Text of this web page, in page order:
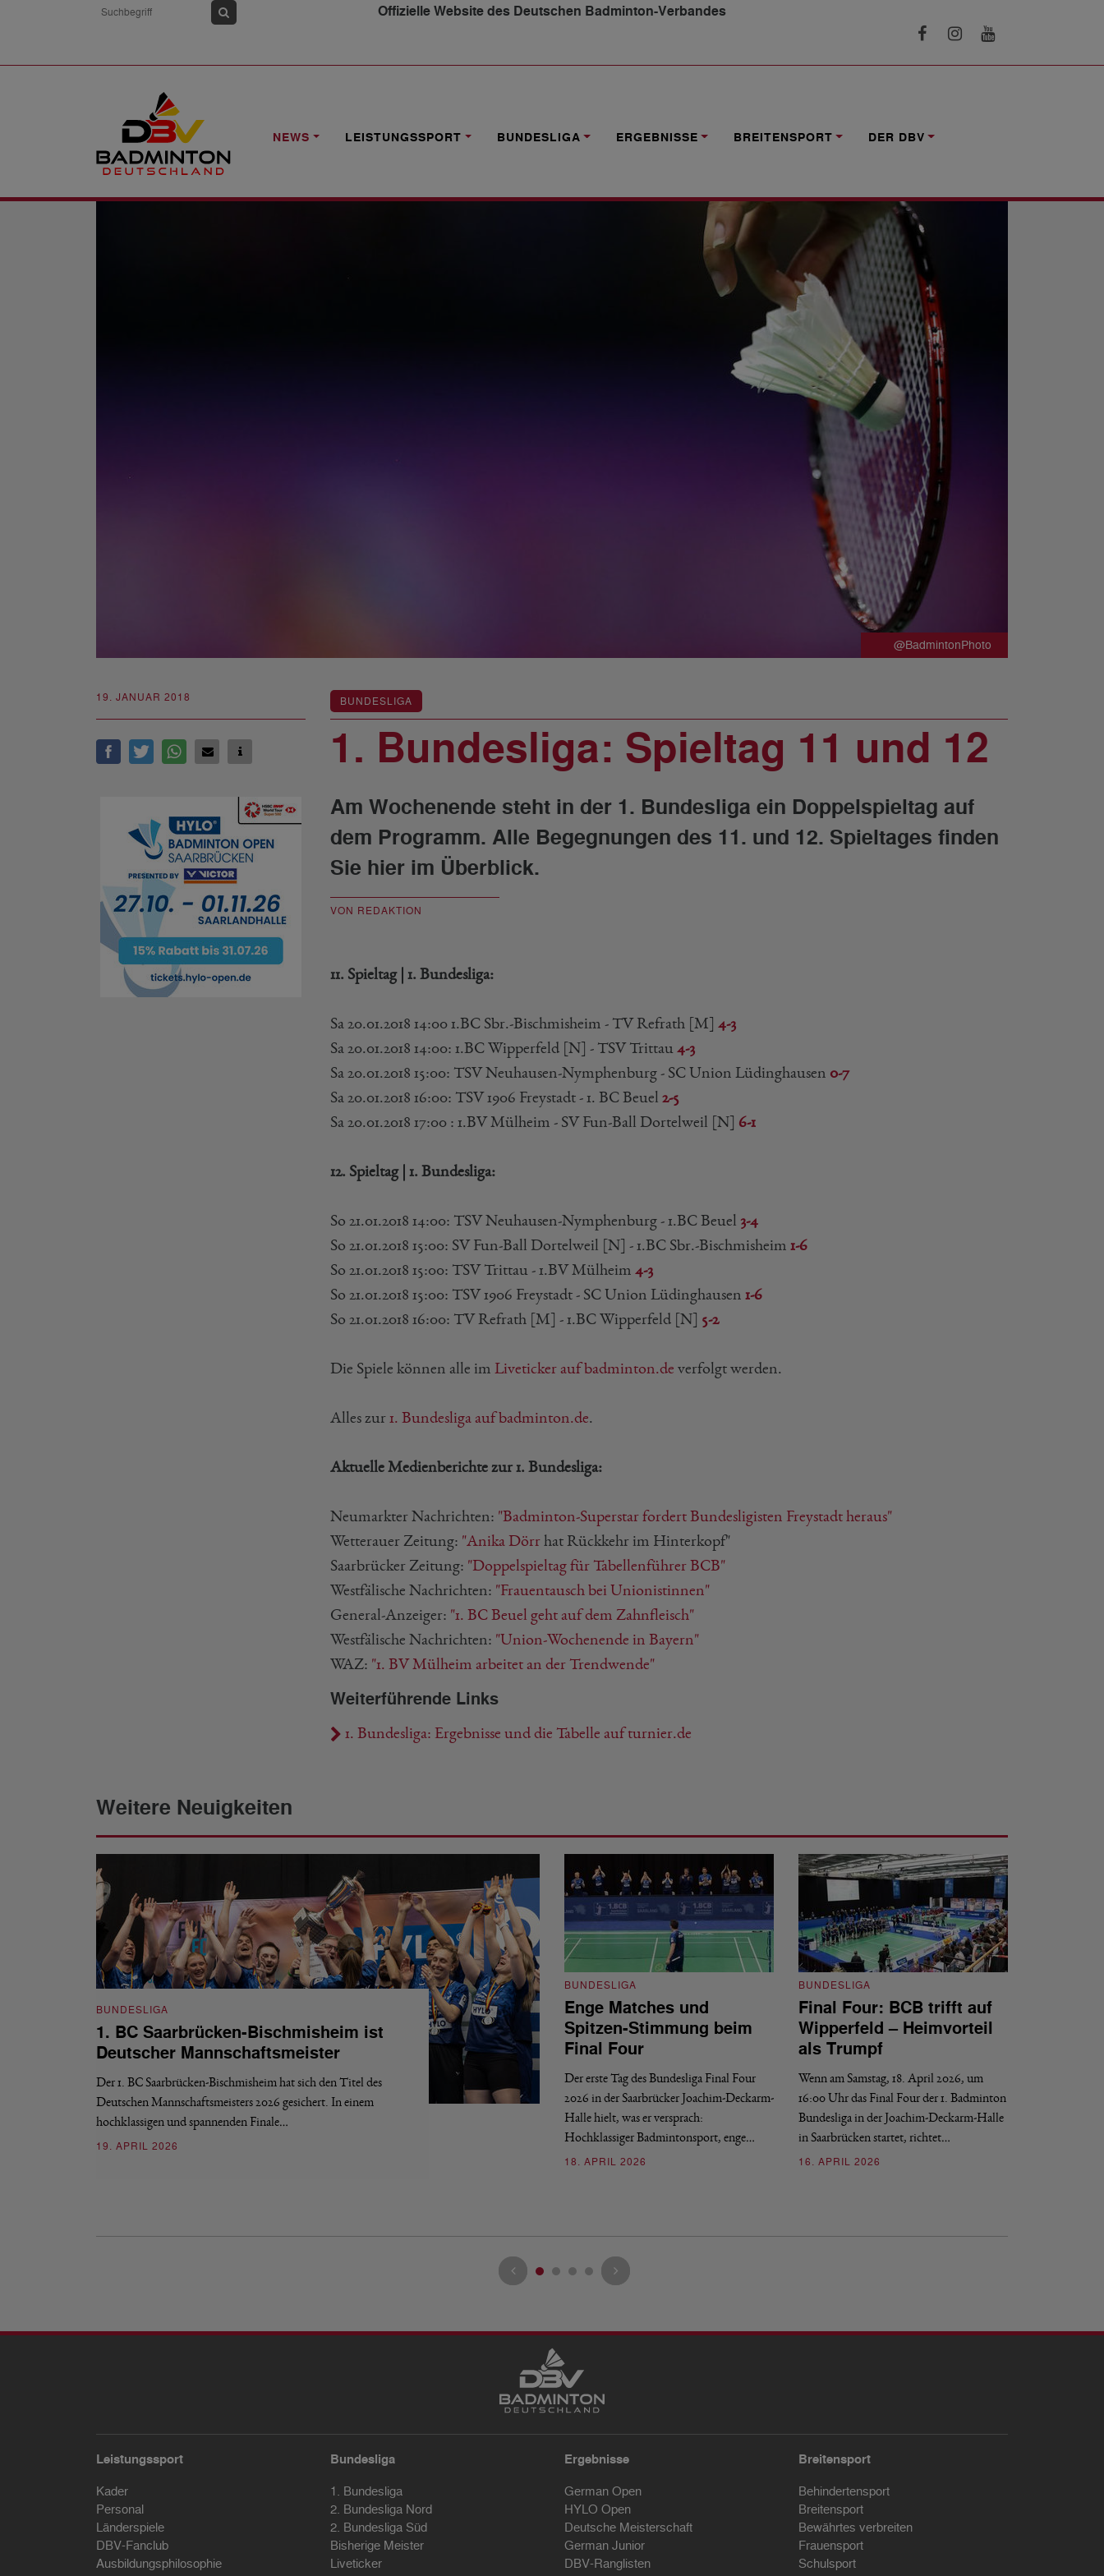
Offizielle Website des Deutschen Badminton-Verbandes
NEWS LEISTUNGSSPORT BUNDESLIGA ERGEBNISSE BREITENSPORT DER DBV
NEWS
@BadmintonPhoto
19. JANUAR 2018 BUNDESLIGA
1. Bundesliga: Spieltag 11 und 12
Am Wochenende steht in der 1. Bundesliga ein Doppelspieltag auf
dem Programm. Alle Begegnungen des 11. und 12. Spieltages finden
Sie hier im Überblick.
VON REDAKTION
11. Spieltag | 1. Bundesliga:
Sa 20.01.2018 14:00 1.BC Sbr.-Bischmisheim - TV Refrath [M] 4-3
Sa 20.01.2018 14:00: 1.BC Wipperfeld [N] - TSV Trittau 4-3
Sa 20.01.2018 15:00: TSV Neuhausen-Nymphenburg - SC Union Lüdinghausen 0-7
Sa 20.01.2018 16:00: TSV 1906 Freystadt - 1. BC Beuel 2-5
Sa 20.01.2018 17:00 : 1.BV Mülheim - SV Fun-Ball Dortelweil [N] 6-1
12. Spieltag | 1. Bundesliga:
So 21.01.2018 14:00: TSV Neuhausen-Nymphenburg - 1.BC Beuel 3-4
So 21.01.2018 15:00: SV Fun-Ball Dortelweil [N] - 1.BC Sbr.-Bischmisheim 1-6
So 21.01.2018 15:00: TSV Trittau - 1.BV Mülheim 4-3
So 21.01.2018 15:00: TSV 1906 Freystadt - SC Union Lüdinghausen 1-6
So 21.01.2018 16:00: TV Refrath [M] - 1.BC Wipperfeld [N] 5-2
Die Spiele können alle im Liveticker auf badminton.de verfolgt werden.
Alles zur 1. Bundesliga auf badminton.de.
Aktuelle Medienberichte zur 1. Bundesliga:
Neumarkter Nachrichten: "Badminton-Superstar fordert Bundesligisten Freystadt heraus"
Wetterauer Zeitung: "Anika Dörr hat Rückkehr im Hinterkopf"
Saarbrücker Zeitung: "Doppelspieltag für Tabellenführer BCB"
Westfälische Nachrichten: "Frauentausch bei Unionistinnen"
General-Anzeiger: "1. BC Beuel geht auf dem Zahnfleisch"
Westfälische Nachrichten: "Union-Wochenende in Bayern"
WAZ: "1. BV Mülheim arbeitet an der Trendwende"
Weiterführende Links
1. Bundesliga: Ergebnisse und die Tabelle auf turnier.de
Weitere Neuigkeiten
BUNDESLIGA
1. BC Saarbrücken-Bischmisheim ist
Deutscher Mannschaftsmeister
Der 1. BC Saarbrücken-Bischmisheim hat sich den Titel des
Deutschen Mannschaftsmeisters 2026 gesichert. In einem
hochklassigen und spannenden Finale…
19. APRIL 2026
BUNDESLIGA
Enge Matches und
Spitzen-Stimmung beim
Final Four
Der erste Tag des Bundesliga Final Four
2026 in der Saarbrücker Joachim-Deckarm-
Halle hielt, was er versprach:
Hochklassiger Badmintonsport, enge…
18. APRIL 2026
BUNDESLIGA
Final Four: BCB trifft auf
Wipperfeld – Heimvorteil
als Trumpf
Wenn am Samstag, 18. April 2026, um
16:00 Uhr das Final Four der 1. Badminton
Bundesliga in der Joachim-Deckarm-Halle
in Saarbrücken startet, richtet…
16. APRIL 2026
Leistungssport
Kader
Personal
Länderspiele
DBV-Fanclub
Ausbildungsphilosophie
Bundesliga
1. Bundesliga
2. Bundesliga Nord
2. Bundesliga Süd
Bisherige Meister
Liveticker
Ergebnisse
German Open
HYLO Open
Deutsche Meisterschaft
German Junior
DBV-Ranglisten
Breitensport
Behindertensport
Breitensport
Bewährtes verbreiten
Frauensport
Schulsport